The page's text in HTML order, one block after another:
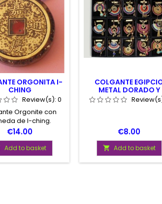
ORGONITA I-
CHING
Review(s): 0
Orgonite con
de I-ching.
aproximado del
4 centímetros
Price
€14.00
Add to basket
COLGANTE
METAL DORADO Y
ALGODON
Price
€8.00
 Add to basket